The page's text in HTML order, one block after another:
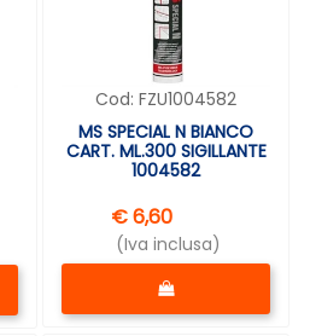
Cod: FZU1004582
MS SPECIAL N BIANCO
CART. ML.300 SIGILLANTE
1004582
€ 6,60
(Iva inclusa)
Quantità